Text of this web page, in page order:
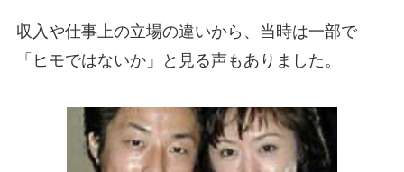
収入や仕事上の立場の違いから、当時は一部で
「ヒモではないか」と見る声もありました。